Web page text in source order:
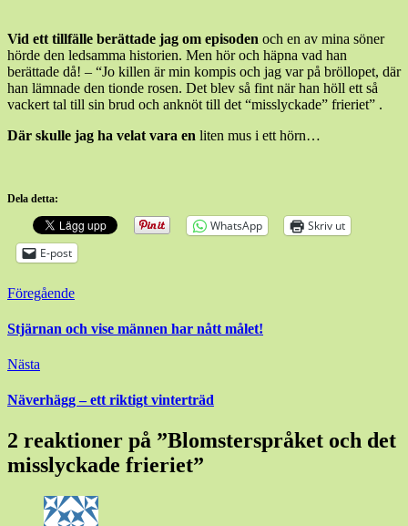
Vid ett tillfälle berättade jag om episoden och en av mina söner
hörde den ledsamma historien. Men hör och häpna vad han
berättade då! – “Jo killen är min kompis och jag var på bröllopet, där
han lämnade den tionde rosen. Det blev så fint när han höll ett så
vackert tal till sin brud och anknöt till det “misslyckade” frieriet” .
Där skulle jag ha velat vara en liten mus i ett hörn…
Dela detta:
WhatsApp
Skriv ut
E-post
Inläggsnavigering
Föregående
Stjärnan och vise männen har nått målet!
Nästa
Näverhägg – ett riktigt vinterträd
2 reaktioner på ”Blomsterspråket och det
misslyckade frieriet”